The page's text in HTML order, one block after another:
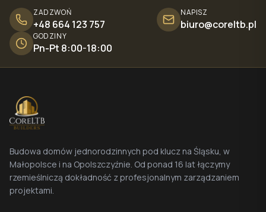
ZADZWOŃ
+48 664 123 757
NAPISZ
biuro@coreltb.pl
GODZINY
Pn-Pt 8:00-18:00
Budowa domów jednorodzinnych pod klucz na Śląsku, w
Małopolsce i na Opolszczyźnie. Od ponad 16 lat łączymy
rzemieślniczą dokładność z profesjonalnym zarządzaniem
projektami.